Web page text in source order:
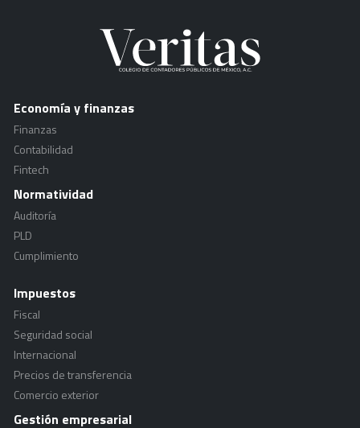
Economía y finanzas
Finanzas
Contabilidad
Fintech
Normatividad
Auditoría
PLD
Cumplimiento
Impuestos
Fiscal
Seguridad social
Internacional
Precios de transferencia
Comercio exterior
Gestión empresarial